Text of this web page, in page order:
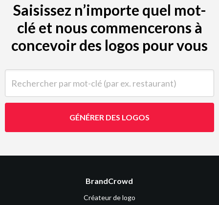
Saisissez n’importe quel mot-
clé et nous commencerons à
concevoir des logos pour vous
GÉNÉRER DES LOGOS
BrandCrowd
Créateur de logo